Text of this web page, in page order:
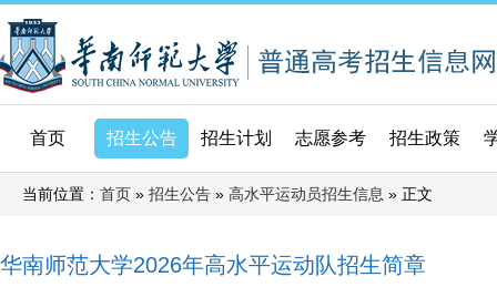
首页 招生公告 招生计划 志愿参考 招生政策
当前位置： 首页 » 招生公告 » 高水平运动员招生信息 » 正文
华南师范大学2026年高水平运动队招生简章